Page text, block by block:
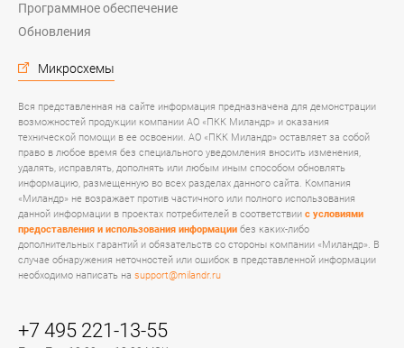
Программное обеспечение
Обновления
Микросхемы
Вся представленная на сайте информация предназначена для демонстрации
возможностей продукции компании АО «ПКК Миландр» и оказания
технической помощи в ее освоении. АО «ПКК Миландр» оставляет за собой
право в любое время без специального уведомления вносить изменения,
удалять, исправлять, дополнять или любым иным способом обновлять
информацию, размещенную во всех разделах данного сайта. Компания
«Миландр» не возражает против частичного или полного использования
данной информации в проектах потребителей в соответствии с условиями
предоставления и использования информации без каких-либо
дополнительных гарантий и обязательств со стороны компании «Миландр». В
случае обнаружения неточностей или ошибок в представленной информации
необходимо написать на support@milandr.ru
+7 495 221-13-55